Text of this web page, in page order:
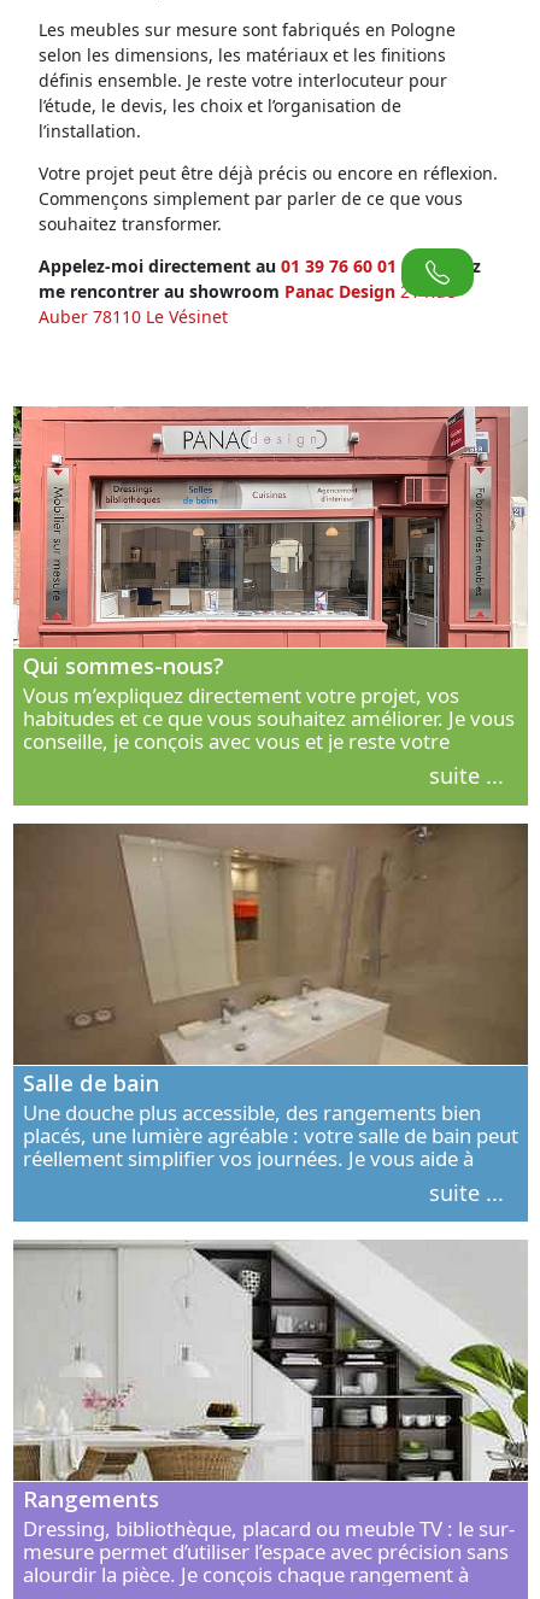
Les meubles sur mesure sont fabriqués en Pologne
selon les dimensions, les matériaux et les finitions
définis ensemble. Je reste votre interlocuteur pour
l’étude, le devis, les choix et l’organisation de
l’installation.
Votre projet peut être déjà précis ou encore en réflexion.
Commençons simplement par parler de ce que vous
souhaitez transformer.
Appelez-moi directement au 01 39 76 60 01 ou venez
me rencontrer au showroom Panac Design 21 Rue
Auber 78110 Le Vésinet
Qui sommes-nous?
Vous m’expliquez directement votre projet, vos
habitudes et ce que vous souhaitez améliorer. Je vous
conseille, je conçois avec vous et je reste votre
interlocuteur principal. Découvrez ma façon de vous
suite ...
Salle de bain
Une douche plus accessible, des rangements bien
placés, une lumière agréable : votre salle de bain peut
réellement simplifier vos journées. Je vous aide à
concevoir un espace élégant, confortable et adapté à
suite ...
Rangements
Dressing, bibliothèque, placard ou meuble TV : le sur-
mesure permet d’utiliser l’espace avec précision sans
alourdir la pièce. Je conçois chaque rangement à